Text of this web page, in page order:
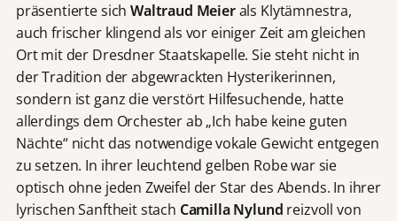
präsentierte sichWaltraud Meierals Klytämnestra,
auch frischer klingend als vor einiger Zeit am gleichen
Ort mit der Dresdner Staatskapelle. Sie steht nicht in
der Tradition der abgewrackten Hysterikerinnen,
sondern ist ganz die verstört Hilfesuchende, hatte
allerdings dem Orchester ab „Ich habe keine guten
Nächte“ nicht das notwendige vokale Gewicht entgegen
zu setzen. In ihrer leuchtend gelben Robe war sie
optisch ohne jeden Zweifel der Star des Abends. In ihrer
lyrischen Sanftheit stach Camilla Nylund reizvoll von